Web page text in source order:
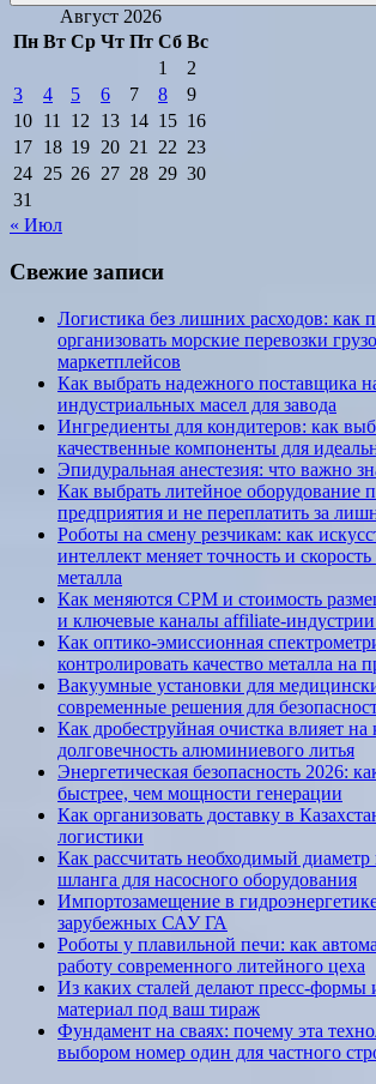
Поиск
Август 2026
Пн Вт Ср Чт Пт Сб Вс
1
2
3
4 5 6 7 8
9
10 11 12 13 14 15 16
17 18 19 20 21 22 23
24 25 26 27 28 29 30
31
« Июл
Свежие записи
Логистика без лишних расходов: как
организовать морские перевозки
маркетплейсов
Как выбрать надежного поставщика
индустриальных масел для завода
Ингредиенты для кондитеров: как
качественные компоненты для
Эпидуральная анестезия: что важно
Как выбрать литейное оборудование
предприятия и не переплатить за
Роботы на смену резчикам: как
интеллект меняет точность и
металла
Как меняются CPM и стоимость
и ключевые каналы affiliate-индустрии
Как оптико-эмиссионная
контролировать качество металла на
Вакуумные установки для
современные решения для
Как дробеструйная очистка влияет на
долговечность алюминиевого литья
Энергетическая безопасность 2026:
быстрее, чем мощности генерации
Как организовать доставку в
логистики
Как рассчитать необходимый
шланга для насосного оборудования
Импортозамещение в
зарубежных САУ ГА
Роботы у плавильной печи: как
работу современного литейного цеха
Из каких сталей делают пресс-формы
материал под ваш тираж
Фундамент на сваях: почему эта
выбором номер один для частного